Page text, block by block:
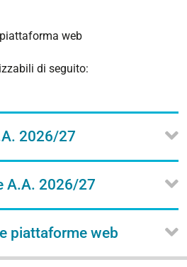
web
di seguito:
2026/27
A.A. 2026/27
piattaforme web